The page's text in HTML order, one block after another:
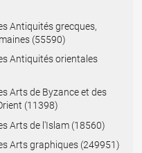
Antiquités grecques,
(55590)
Antiquités orientales
Arts de Byzance et des
(11398)
Arts de l'Islam (18560)
Arts graphiques (249951)